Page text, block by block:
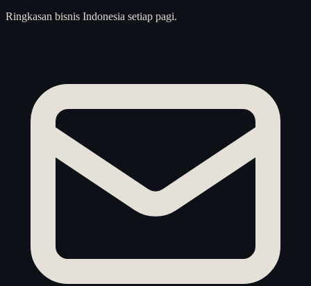
Ringkasan bisnis Indonesia setiap pagi.